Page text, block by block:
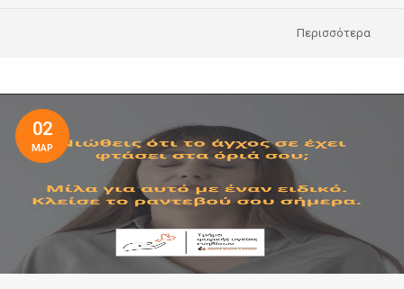
Περισσότερα
02
ΜΑΡ